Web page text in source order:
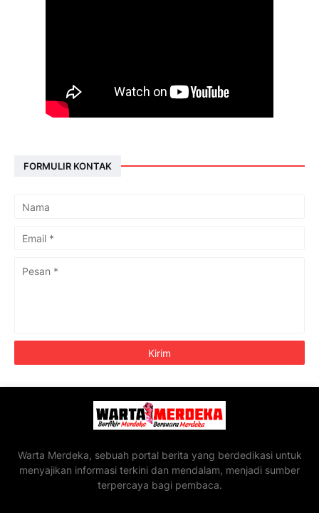
FORMULIR KONTAK
Warta Merdeka, sebuah portal berita yang berdedikasi untuk
menyajikan informasi terkini dan mendalam, menjadi sumber
terpercaya bagi pembaca.